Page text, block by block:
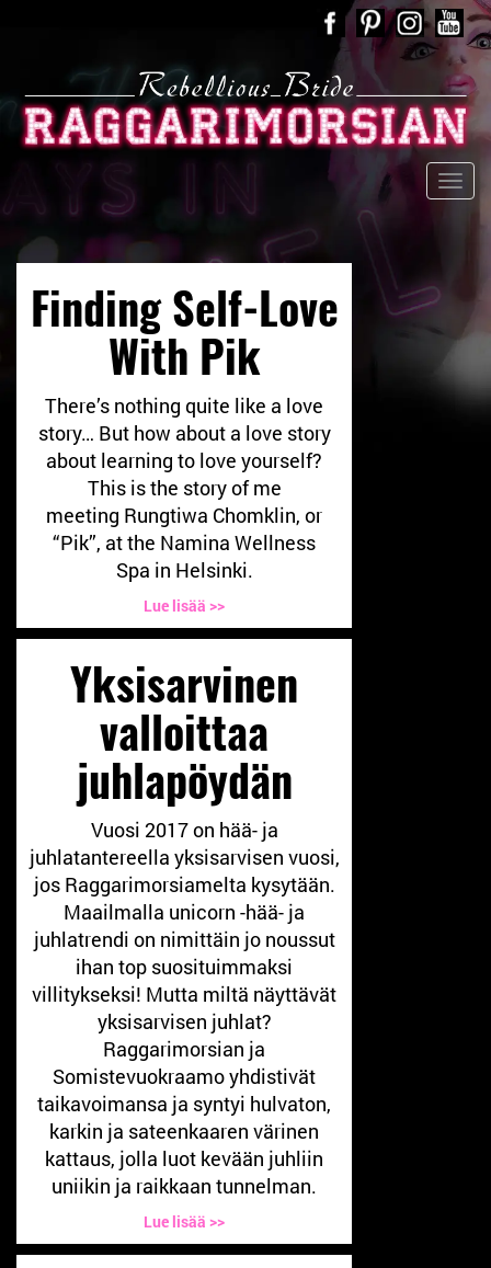
Finding Self-Love
With Pik
There’s nothing quite like a love
story… But how about a love story
about learning to love yourself?
This is the story of me
meeting Rungtiwa Chomklin, or
“Pik”, at the Namina Wellness
Spa in Helsinki.
Lue lisää >>
Yksisarvinen
valloittaa
juhlapöydän
Vuosi 2017 on hää- ja
juhlatantereella yksisarvisen vuosi,
jos Raggarimorsiamelta kysytään.
Maailmalla unicorn -hää- ja
juhlatrendi on nimittäin jo noussut
ihan top suosituimmaksi
villitykseksi! Mutta miltä näyttävät
yksisarvisen juhlat?
Raggarimorsian ja
Somistevuokraamo yhdistivät
taikavoimansa ja syntyi hulvaton,
karkin ja sateenkaaren värinen
kattaus, jolla luot kevään juhliin
uniikin ja raikkaan tunnelman.
Lue lisää >>